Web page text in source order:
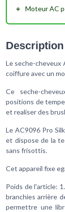
＋ Moteur AC
Le seche-cheveux
coiffure avec un
Ce seche-
positions de
et realiser des
Le AC9096 Pro
et dispose de la
sans frisottis.
Cet appareil fixe
Poids de l'article:
branchies arrière
permettre une